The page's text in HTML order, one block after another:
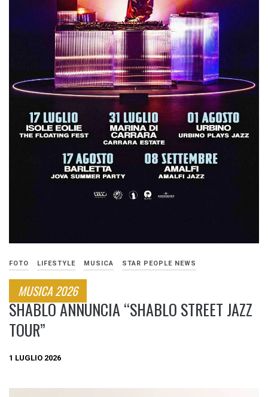
FOTO LIFESTYLE MUSICA STAR PEOPLE NEWS
MUSICA 2026
SHABLO ANNUNCIA “SHABLO STREET JAZZ
TOUR”
1 LUGLIO 2026